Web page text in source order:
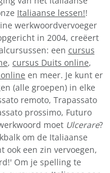
Italiaanse lessen!!
werkwoordvervoeger
in 2004, creëert
een cursus
, cursus Duits online,
en meer. Je kunt er
(alle groepen) in elke
remoto, Trapassato
prossimo, Futuro
moet Ulcerare?
om de Italiaanse
ook een zin vervoegen,
Om je spelling te